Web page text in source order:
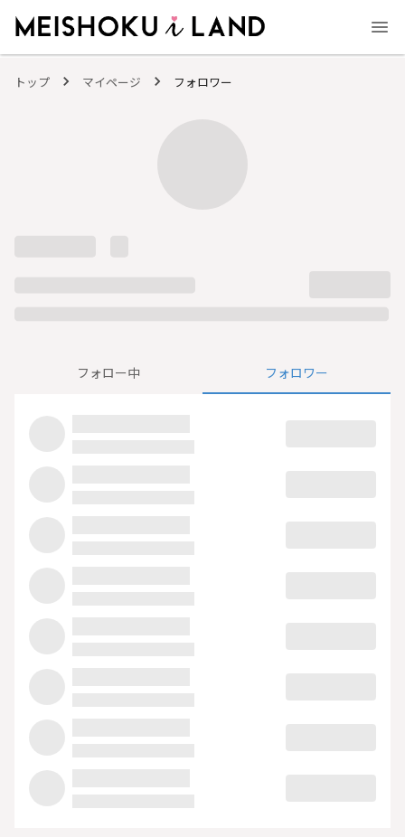
トップ マイページ フォロワー
フォロー中 フォロワー